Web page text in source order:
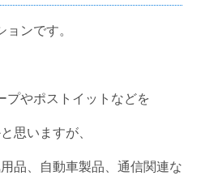
ンです。
やポストイットなどを
思いますが、
品、自動車製品、通信関連な